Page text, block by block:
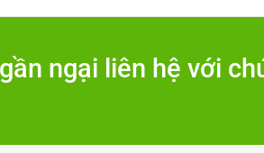
ngại liên hệ với